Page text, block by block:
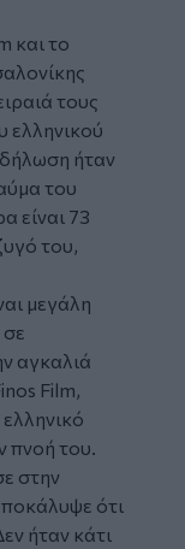
και το
τους
ελληνικού
ήταν
του
είναι 73
του,
μεγάλη
αγκαλιά
Film,
πνοή του.
στην
ότι
ήταν κάτι